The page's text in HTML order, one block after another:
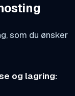
som du ønsker
og lagring: